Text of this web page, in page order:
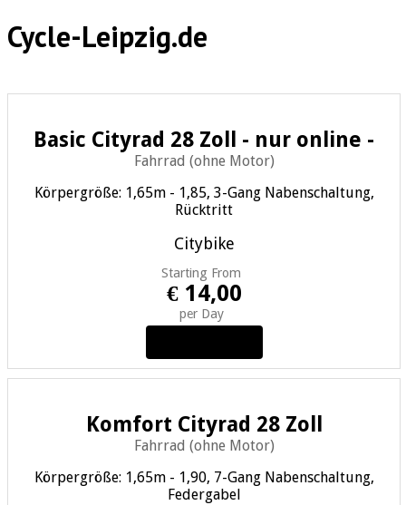
Cycle-Leipzig.de
Basic Cityrad 28 Zoll - nur online -
Fahrrad (ohne Motor)
Körpergröße: 1,65m - 1,85, 3-Gang Nabenschaltung,
Rücktritt
Citybike
Starting From
€ 14,00
per Day
Komfort Cityrad 28 Zoll
Fahrrad (ohne Motor)
Körpergröße: 1,65m - 1,90, 7-Gang Nabenschaltung,
Federgabel